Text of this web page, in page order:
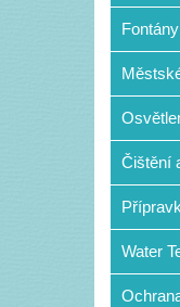
Fontány
Čištění
Water